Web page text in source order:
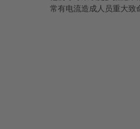
常有电流造成人员重大致